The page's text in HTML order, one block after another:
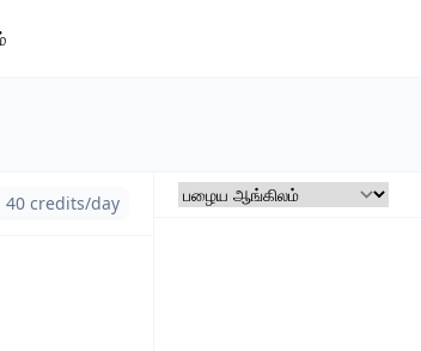
40 credits/day